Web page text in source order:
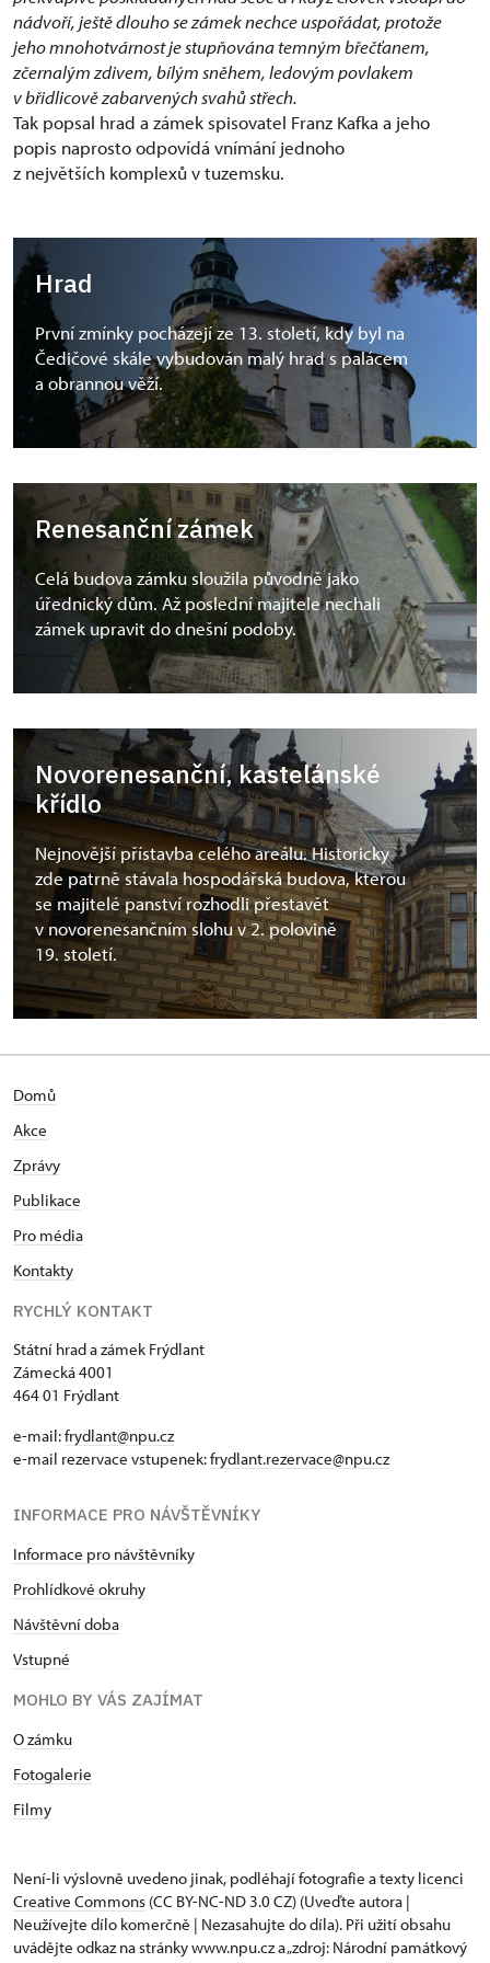
nádvoří, ještě dlouho se zámek nechce uspořádat, protože
jeho mnohotvárnost je stupňována temným břečťanem,
zčernalým zdivem, bílým sněhem, ledovým povlakem
v břidlicově zabarvených svahů střech.
Tak popsal hrad a zámek spisovatel Franz Kafka a jeho
popis naprosto odpovídá vnímání jednoho
z největších komplexů v tuzemsku.
Hrad
První zmínky pocházejí ze 13. století, kdy byl na
Čedičové skále vybudován malý hrad s palácem
a obrannou věží.
Renesanční zámek
Celá budova zámku sloužila původně jako
úřednický dům. Až poslední majitele nechali
zámek upravit do dnešní podoby.
Novorenesanční, kastelánské
křídlo
Nejnovější přístavba celého areálu. Historicky
zde patrně stávala hospodářská budova, kterou
se majitelé panství rozhodli přestavět
v novorenesančním slohu v 2. polovině
19. století.
Domů
Akce
Zprávy
Publikace
Pro média
Kontakty
RYCHLÝ KONTAKT
Státní hrad a zámek Frýdlant
Zámecká 4001
464 01 Frýdlant
e-mail:frydlant@npu.cz
e-mail rezervace vstupenek:frydlant.rezervace@npu.cz
INFORMACE PRO NÁVŠTĚVNÍKY
Informace pro návštěvníky
Prohlídkové okruhy
Návštěvní doba
Vstupné
MOHLO BY VÁS ZAJÍMAT
O zámku
Fotogalerie
Filmy
Není-li výslovně uvedeno jinak, podléhají fotografie a texty licenci
Creative Commons (CC BY-NC-ND 3.0 CZ) (Uveďte autora |
Neužívejte dílo komerčně | Nezasahujte do díla). Při užití obsahu
uvádějte odkaz na stránky www.npu.cz a „zdroj: Národní památkový